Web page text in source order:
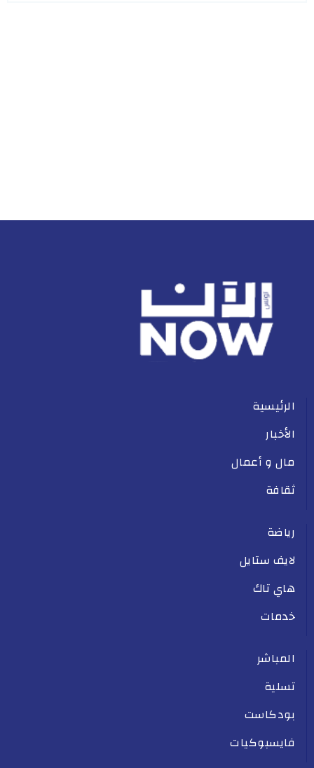
الرئيسية
الأخبار
مال و أعمال
ثقافة
رياضة
لايف ستايل
هاي تاك
خدمات
المباشر
تسلية
بودكاست
فايسبوكيات